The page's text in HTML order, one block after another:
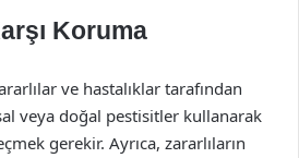
Koruma
ve hastalıklar tarafından
veya doğal pestisitler kullanarak
gerekir. Ayrıca, zararlıların